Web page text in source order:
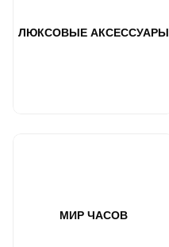
ЛЮКСОВЫЕ АКСЕССУАРЫ
МИР ЧАСОВ